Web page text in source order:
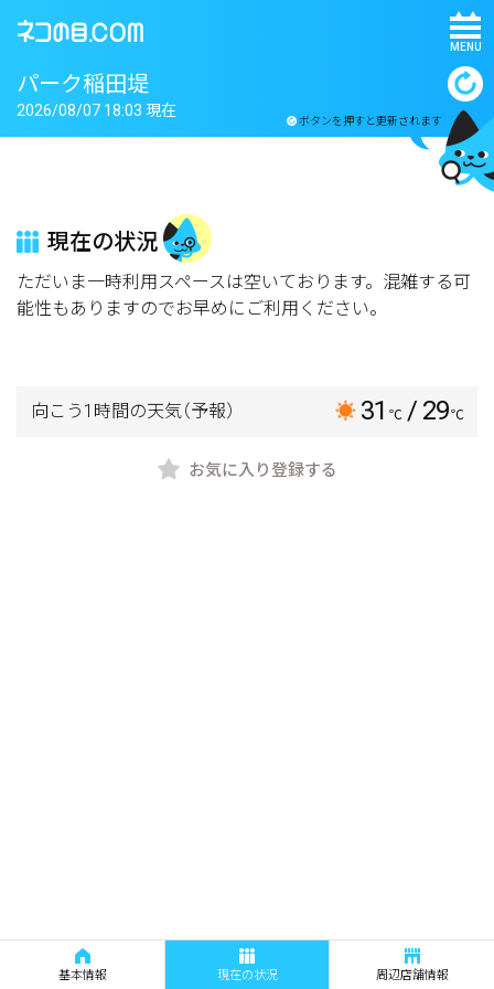
MENU
パーク稲田堤
ボタンを押すと更新されます
2026/08/07 18:03 現在
現在の状況
ただいま一時利用スペースは空いております。混雑する可
能性もありますのでお早めにご利用ください。
向こう1時間の天気（予報） 31 ℃ / 29℃
お気に入り登録する
基本情報 現在の状況 周辺店舗情報